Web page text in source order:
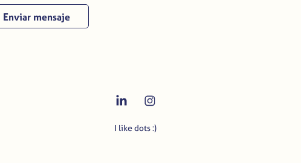
Enviar mensaje
I like dots :)